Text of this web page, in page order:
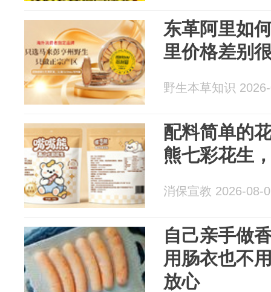
东革阿里如
里价格差别
野生本草知识
配料简单的
熊七彩花生
消保宣教 2026-08-
自己亲手做
用肠衣也不
放心